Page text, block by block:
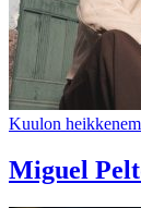
Kuulon
Miguel